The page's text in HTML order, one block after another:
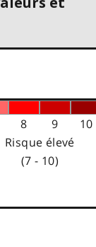
8 9
10
Risque élevé
(7 - 10)